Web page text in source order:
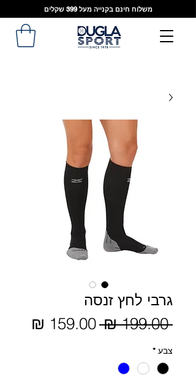
משלוח חינם בקנייה מעל 399 שקלים
גרבי לחץ זנסה
‏199.00 ‏₪
מחיר
צבע *